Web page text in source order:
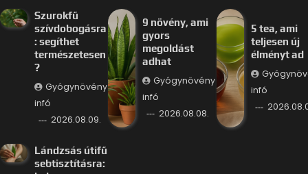
Szurokfű
szívdobogásra
: segíthet
természetesen
?
Gyógynövény
infó
2026.08.09.
9 növény, ami
gyors
megoldást
adhat
Gyógynövény
infó
2026.08.08.
5 tea, ami
teljesen új
élményt ad
infó
Lándzsás útifű
sebtisztításra: